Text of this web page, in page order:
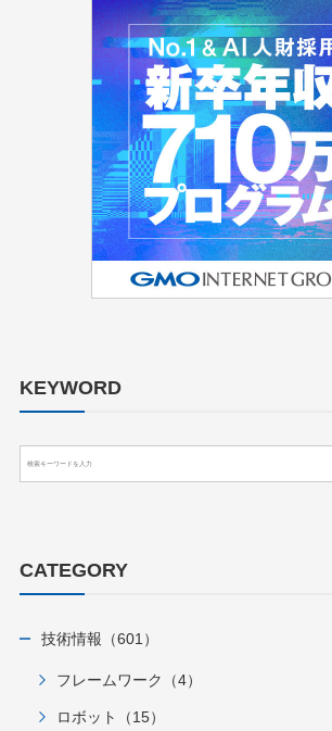
KEYWORD
CATEGORY
技術情報（601）
フレームワーク（4）
ロボット（15）